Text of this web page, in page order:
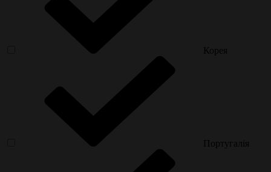
Корея
Португалія